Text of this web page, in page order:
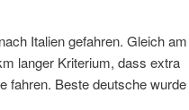
Italien gefahren. Gleich am
langer Kriterium, dass extra
fahren. Beste deutsche wurde